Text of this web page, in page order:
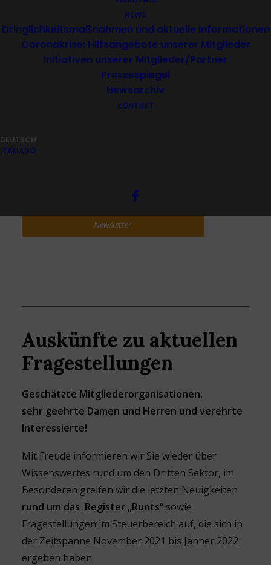
NEWS
Dringlichkeitsmaßnahmen und aktuelle Informationen
Coronakrise: Hilfsangebote unserer Mitglieder
Initiativen unserer Mitglieder/Partner
Pressespiegel
Newsarchiv
KONTAKT
DEUTSCH
ITALIANO
Newsletter
Auskünfte zu aktuellen
Fragestellungen
Geschätzte Mitgliederorganisationen,
sehr geehrte Damen und Herren und verehrte
Interessierte!
Mit Freude informieren wir Sie wieder über
Wissenswertes rund um den Dritten Sektor, im
Besonderen greifen wir die letzten Neuigkeiten
rund um das Register „Runts“ sowie
Fragestellungen im Steuerbereich auf, die sich in
der Zeitspanne November 2021 bis Jänner 2022
ergeben haben.